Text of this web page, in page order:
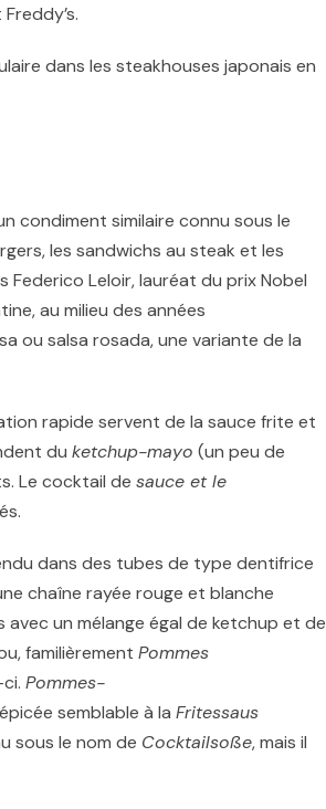
dans les steakhouses japonais en
condiment similaire connu sous le
les sandwichs au steak et les
Federico Leloir, lauréat du prix Nobel
au milieu des années
ou salsa rosada, une variante de la
rapide servent de la sauce frite et
du ketchup-mayo (un peu de
Le cocktail de sauce et le
dans des tubes de type dentifrice
chaîne rayée rouge et blanche
un mélange égal de ketchup et de
familièrement Pommes
Pommes-
semblable à la Fritessaus
sous le nom de Cocktailsoße, mais il